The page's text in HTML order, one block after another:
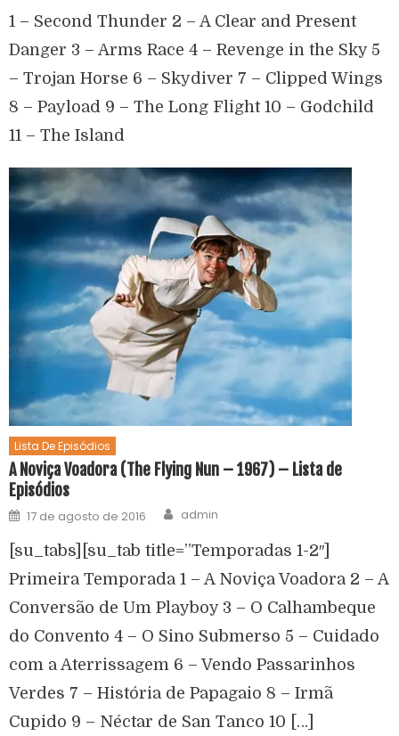
1 – Second Thunder 2 – A Clear and Present
Danger 3 – Arms Race 4 – Revenge in the Sky 5
– Trojan Horse 6 – Skydiver 7 – Clipped Wings
8 – Payload 9 – The Long Flight 10 – Godchild
11 – The Island
Lista De Episódios
A Noviça Voadora (The Flying Nun – 1967) – Lista de
Episódios
17 de agosto de 2016 admin
[su_tabs][su_tab title=”Temporadas 1-2″]
Primeira Temporada 1 – A Noviça Voadora 2 – A
Conversão de Um Playboy 3 – O Calhambeque
do Convento 4 – O Sino Submerso 5 – Cuidado
com a Aterrissagem 6 – Vendo Passarinhos
Verdes 7 – História de Papagaio 8 – Irmã
Cupido 9 – Néctar de San Tanco 10 […]